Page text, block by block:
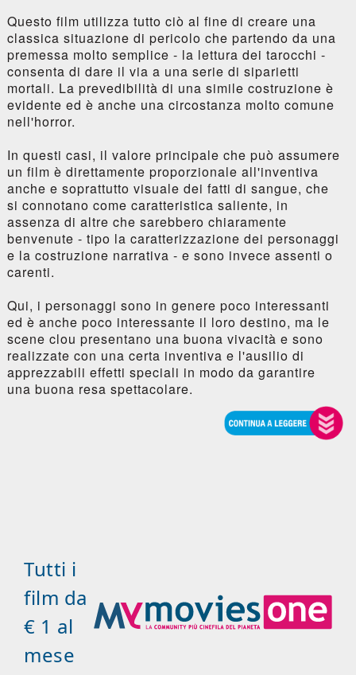
Questo film utilizza tutto ciò al fine di creare una
classica situazione di pericolo che partendo da una
premessa molto semplice - la lettura dei tarocchi -
consenta di dare il via a una serie di siparietti
mortali. La prevedibilità di una simile costruzione è
evidente ed è anche una circostanza molto comune
nell'horror.
In questi casi, il valore principale che può assumere
un film è direttamente proporzionale all'inventiva
anche e soprattutto visuale dei fatti di sangue, che
si connotano come caratteristica saliente, in
assenza di altre che sarebbero chiaramente
benvenute - tipo la caratterizzazione dei personaggi
e la costruzione narrativa - e sono invece assenti o
carenti.
Qui, i personaggi sono in genere poco interessanti
ed è anche poco interessante il loro destino, ma le
scene clou presentano una buona vivacità e sono
realizzate con una certa inventiva e l'ausilio di
apprezzabili effetti speciali in modo da garantire
una buona resa spettacolare.
Tutti i
film da
€ 1 al
mese